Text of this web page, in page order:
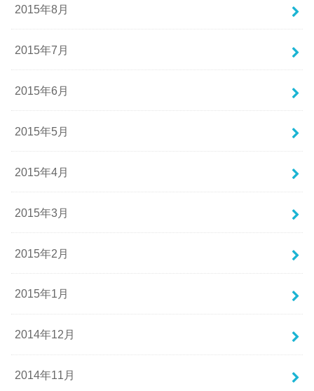
2015年8月
2015年7月
2015年6月
2015年5月
2015年4月
2015年3月
2015年2月
2015年1月
2014年12月
2014年11月